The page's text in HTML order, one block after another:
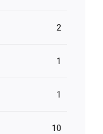
2
1
1
10